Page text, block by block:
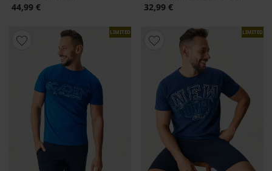
44,99 €
32,99 €
LIMITED LIMITED